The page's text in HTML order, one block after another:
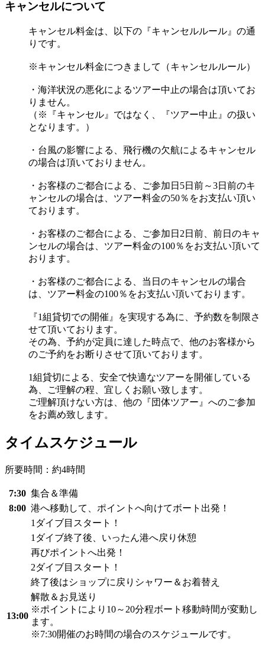
キャンセルについて
キャンセル料金は、以下の『キャンセルルール』の通
りです。
※キャンセル料金につきまして（キャンセルルール）
・海洋状況の悪化によるツアー中止の場合は頂いてお
りません。
（※『キャンセル』ではなく、『ツアー中止』の扱い
となります。）
・台風の影響による、飛行機の欠航によるキャンセル
の場合は頂いておりません。
・お客様のご都合による、ご参加日5日前～3日前のキ
ャンセルの場合は、ツアー料金の50％をお支払い頂い
ております。
・お客様のご都合による、ご参加日2日前、前日のキャ
ンセルの場合は、ツアー料金の100％をお支払い頂いて
おります。
・お客様のご都合による、当日のキャンセルの場合
は、ツアー料金の100％をお支払い頂いております。
『1組貸切での開催』を実現する為に、予約数を制限さ
せて頂いております。
その為、予約が定員に達した時点で、他のお客様から
のご予約をお断りさせて頂いております。
1組貸切による、安全で快適なツアーを開催している
為、ご理解の程、宜しくお願い致します。
ご理解頂けない方は、他の『団体ツアー』へのご参加
をお薦め致します。
タイムスケジュール
所要時間：約4時間
7:30 集合＆準備
8:00 港へ移動して、ポイントへ向けてボート出発！
1ダイブ目スタート！
1ダイブ終了後、いったん港へ戻り休憩
再びポイントへ出発！
2ダイブ目スタート！
終了後はショップに戻りシャワー＆お着替え
13:00
解散＆お見送り
※ポイントにより10～20分程ボート移動時間が変動し
ます。
※7:30開催のお時間の場合のスケジュールです。